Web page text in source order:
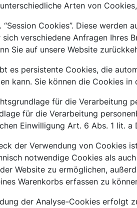
Arten von
“Session Cookies”. Diese werden
verschiedene Anfragen Ihres
Sie auf unsere Website
es persistente Cookies, die
kann. Sie können die Cookies
für die Verarbeitung
für die Verarbeitung
Einwilligung Art. 6 Abs. 1 lit. a
der Verwendung von Cookies
notwendige Cookies als
Website zu ermöglichen,
Warenkorbs erfassen zu
der Analyse-Cookies erfolgt